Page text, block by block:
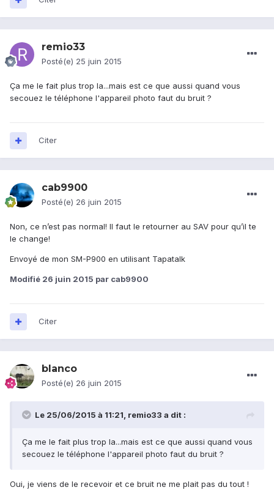
remio33
Posté(e) 25 juin 2015
Ça me le fait plus trop la...mais est ce que aussi quand vous
secouez le téléphone l'appareil photo faut du bruit ?
Citer
cab9900
Posté(e) 26 juin 2015
Non, ce n’est pas normal! Il faut le retourner au SAV pour qu’il te
le change!
Envoyé de mon SM-P900 en utilisant Tapatalk
Modifié 26 juin 2015 par cab9900
Citer
blanco
Posté(e) 26 juin 2015
Le 25/06/2015 à 11:21, remio33 a dit :
Ça me le fait plus trop la...mais est ce que aussi quand vous
secouez le téléphone l'appareil photo faut du bruit ?
Oui, je viens de le recevoir et ce bruit ne me plait pas du tout !